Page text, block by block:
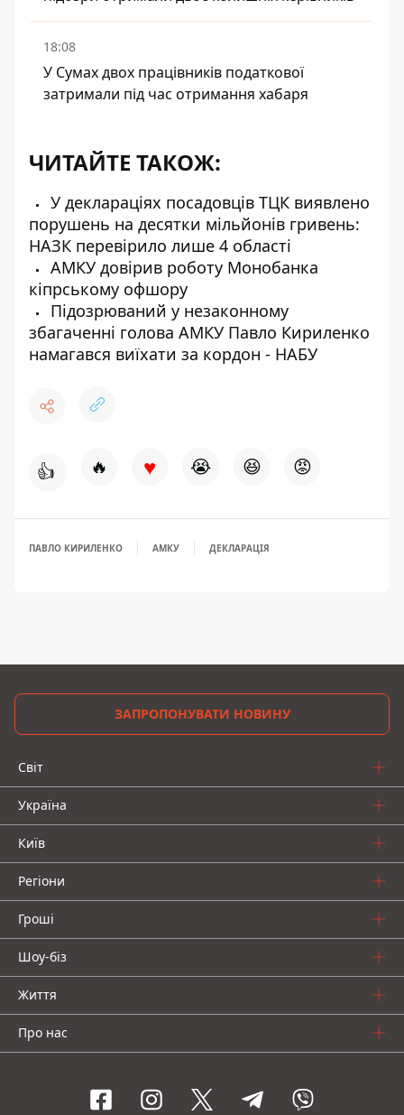
18:08
У Сумах двох працівників податкової
затримали під час отримання хабаря
ЧИТАЙТЕ ТАКОЖ:
У деклараціях посадовців ТЦК виявлено
порушень на десятки мільйонів гривень:
НАЗК перевірило лише 4 області
АМКУ довірив роботу Монобанка
кіпрському офшору
Підозрюваний у незаконному
збагаченні голова АМКУ Павло Кириленко
намагався виїхати за кордон - НАБУ
👍 🔥 ♥ 😭 😆 😡
ПАВЛО КИРИЛЕНКО АМКУ ДЕКЛАРАЦІЯ
ЗАПРОПОНУВАТИ НОВИНУ
Світ
Україна
Київ
Регіони
Гроші
Шоу-біз
Життя
Про нас